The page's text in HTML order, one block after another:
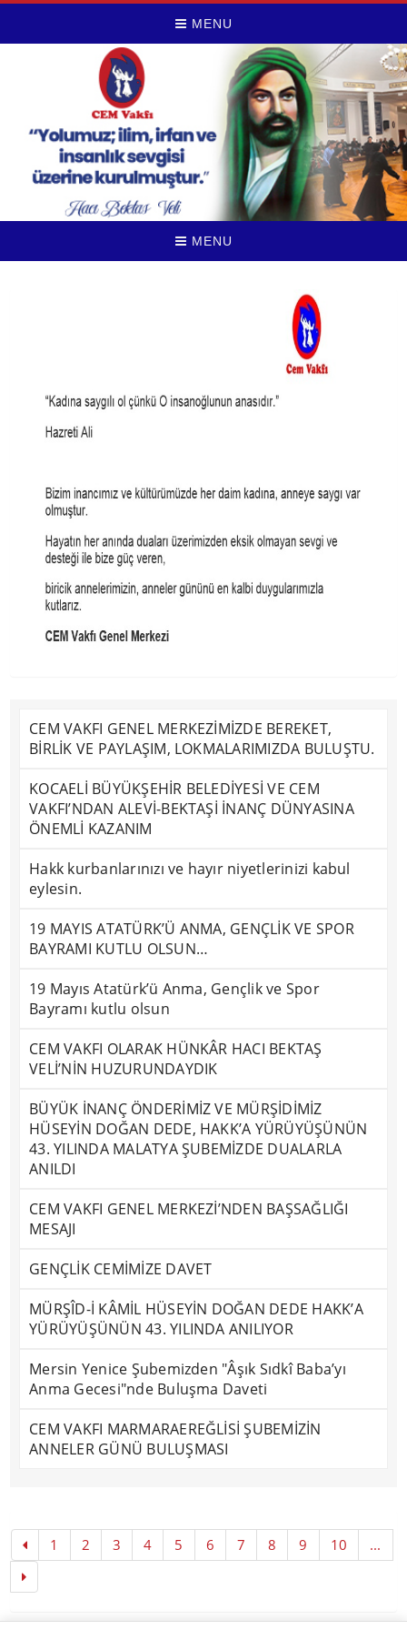
MENU
MENU
CEM VAKFI GENEL MERKEZİMİZDE BEREKET,
BİRLİK VE PAYLAŞIM, LOKMALARIMIZDA BULUŞTU.
KOCAELİ BÜYÜKŞEHİR BELEDİYESİ VE CEM
VAKFI’NDAN ALEVİ-BEKTAŞİ İNANÇ DÜNYASINA
ÖNEMLİ KAZANIM
Hakk kurbanlarınızı ve hayır niyetlerinizi kabul
eylesin.
19 MAYIS ATATÜRK’Ü ANMA, GENÇLİK VE SPOR
BAYRAMI KUTLU OLSUN…
19 Mayıs Atatürk’ü Anma, Gençlik ve Spor
Bayramı kutlu olsun
CEM VAKFI OLARAK HÜNKÂR HACI BEKTAŞ
VELİ’NİN HUZURUNDAYDIK
BÜYÜK İNANÇ ÖNDERİMİZ VE MÜRŞİDİMİZ
HÜSEYİN DOĞAN DEDE, HAKK’A YÜRÜYÜŞÜNÜN
43. YILINDA MALATYA ŞUBEMİZDE DUALARLA
ANILDI
CEM VAKFI GENEL MERKEZİ’NDEN BAŞSAĞLIĞI
MESAJI
GENÇLİK CEMİMİZE DAVET
MÜRŞÎD-İ KÂMİL HÜSEYİN DOĞAN DEDE HAKK’A
YÜRÜYÜŞÜNÜN 43. YILINDA ANILIYOR
Mersin Yenice Şubemizden "Âşık Sıdkî Baba’yı
Anma Gecesi"nde Buluşma Daveti
CEM VAKFI MARMARAEREĞLİSİ ŞUBEMİZİN
ANNELER GÜNÜ BULUŞMASI
1 2 3 4 5 6 7 8 9 10 ...